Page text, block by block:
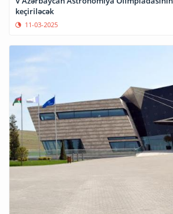
keçiriləcək
11-03-2025